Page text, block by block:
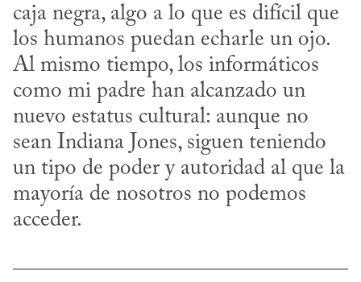
caja negra, algo a lo que es difícil que
los humanos puedan echarle un ojo.
Al mismo tiempo, los informáticos
como mi padre han alcanzado un
nuevo estatus cultural: aunque no
sean Indiana Jones, siguen teniendo
un tipo de poder y autoridad al que la
mayoría de nosotros no podemos
acceder.